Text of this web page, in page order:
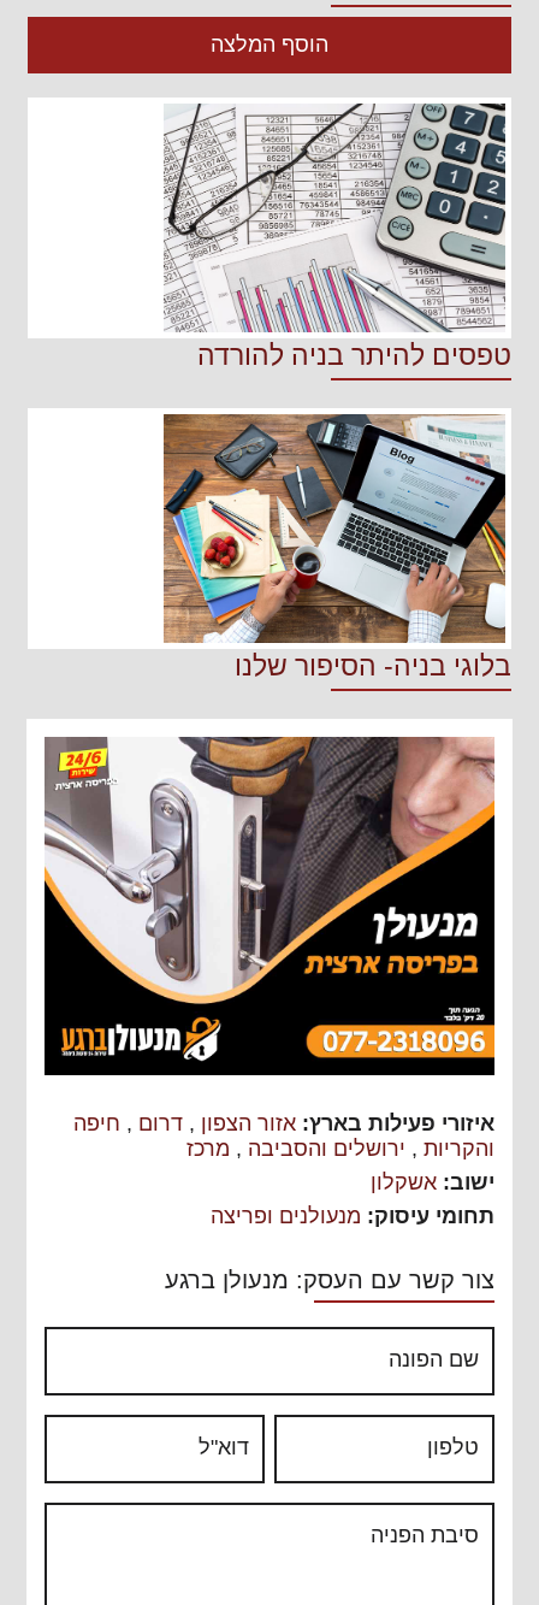
הוסף המלצה
טפסים להיתר בניה להורדה
בלוגי בניה- הסיפור שלנו
איזורי פעילות בארץ: אזור הצפון , דרום , חיפה
והקריות , ירושלים והסביבה , מרכז
ישוב: אשקלון
תחומי עיסוק: מנעולנים ופריצה
צור קשר עם העסק: מנעולן ברגע
שם הפונה
טלפון דוא"ל
סיבת הפניה